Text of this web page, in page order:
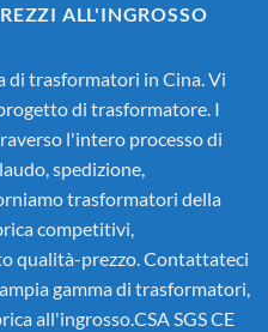
ALL'INGROSSO
di trasformatori in Cina. Vi
di trasformatore. I
l'intero processo di
spedizione,
trasformatori della
competitivi,
qualità-prezzo. Contattateci
gamma di trasformatori,
all'ingrosso.CSA SGS CE